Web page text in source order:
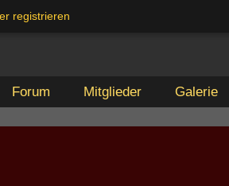
registrieren
Forum Mitglieder Galerie